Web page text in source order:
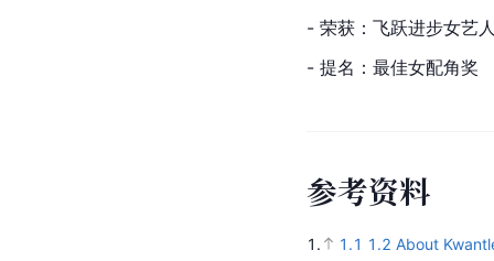
- 荣获：飞跃进步女艺
- 提名：最佳女配角奖
参考资料
1. 1.1 1.2 About